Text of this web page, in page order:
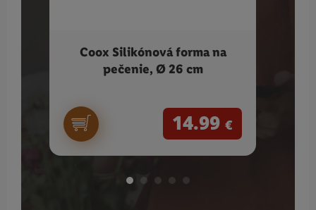
Coox Silikónová forma na
pečenie, Ø 26 cm
14.99 €